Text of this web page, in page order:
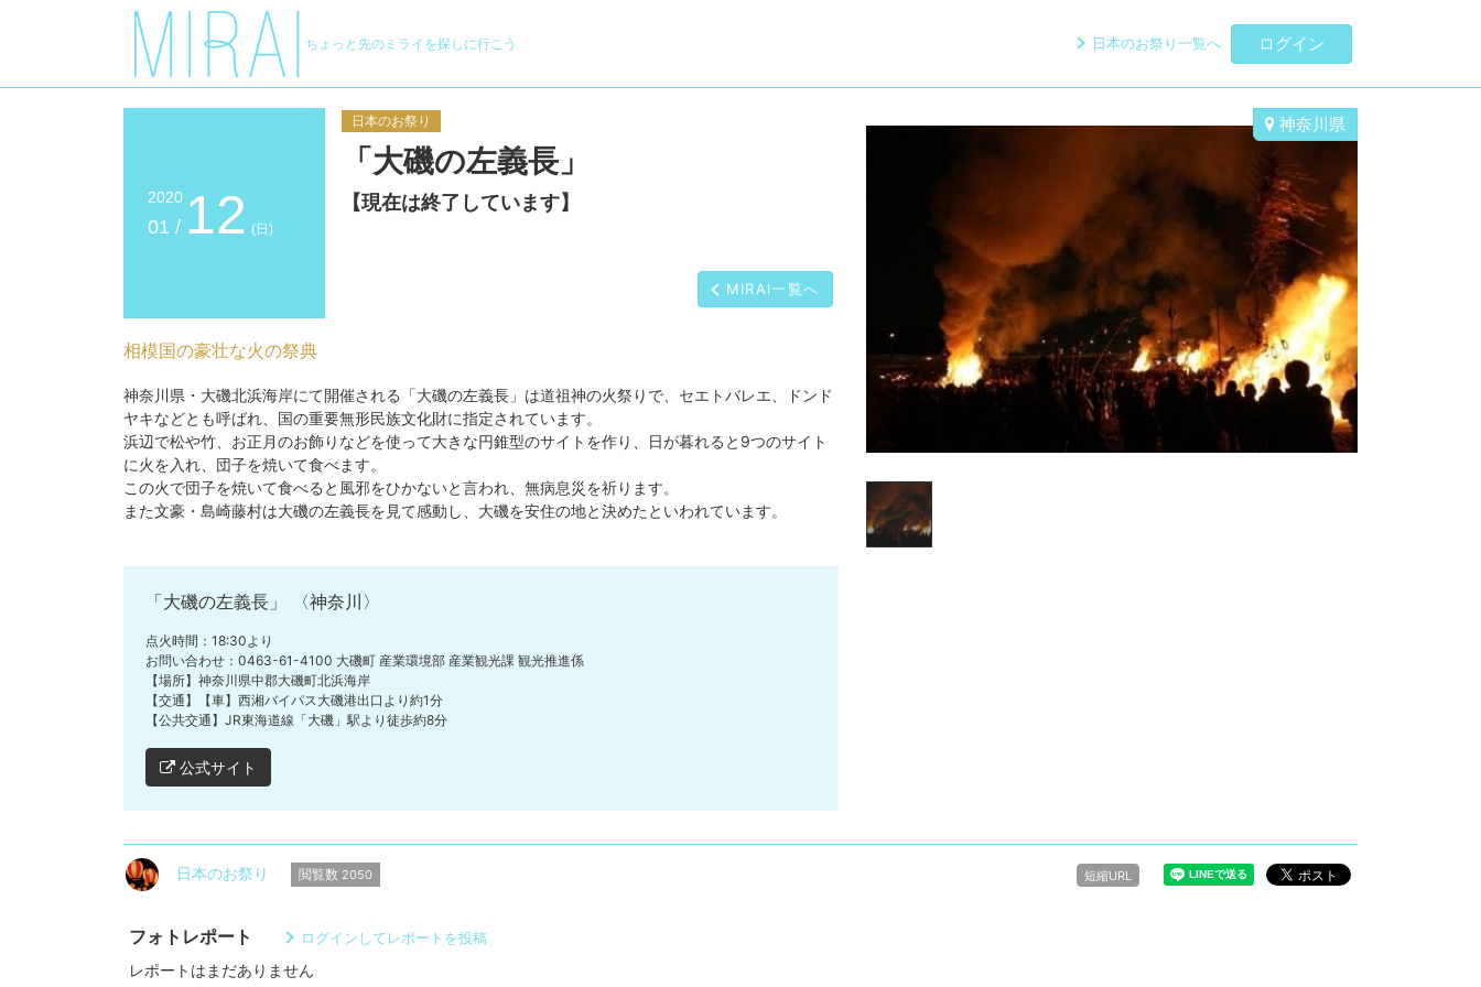
ちょっと先のミライを探しに行こう 日本のお祭り一覧へ ログイン
神奈川県
2020
01 / 12 (日)
日本のお祭り
「大磯の左義長」
【現在は終了しています】
MIRAI一覧へ
相模国の豪壮な火の祭典
神奈川県・大磯北浜海岸にて開催される「大磯の左義長」は道祖神の火祭りで、セエトバレエ、ドンド
ヤキなどとも呼ばれ、国の重要無形民族文化財に指定されています。
浜辺で松や竹、お正月のお飾りなどを使って大きな円錐型のサイトを作り、日が暮れると9つのサイト
に火を入れ、団子を焼いて食べます。
この火で団子を焼いて食べると風邪をひかないと言われ、無病息災を祈ります。
また文豪・島崎藤村は大磯の左義長を見て感動し、大磯を安住の地と決めたといわれています。
「大磯の左義長」 〈神奈川〉
点火時間：18:30より
お問い合わせ：0463-61-4100 大磯町 産業環境部 産業観光課 観光推進係
【場所】神奈川県中郡大磯町北浜海岸
【交通】【車】西湘バイパス大磯港出口より約1分
【公共交通】JR東海道線「大磯」駅より徒歩約8分
公式サイト
日本のお祭り 閲覧数 2050 短縮URL
フォトレポート ログインしてレポートを投稿
レポートはまだありません